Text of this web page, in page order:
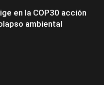
en la COP30 acción
ambiental